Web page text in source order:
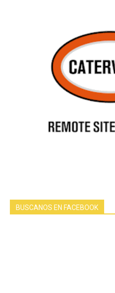
BUSCANOS EN FACEBOOK